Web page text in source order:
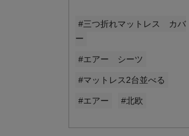
#三つ折れマットレス カバ
ー
#エアー シーツ
#マットレス2台並べる
#エアー #北欧